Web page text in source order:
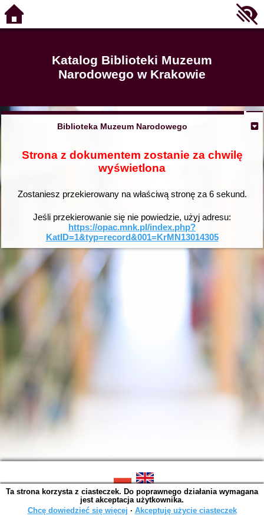
Katalog Biblioteki Muzeum
Narodowego w Krakowie
Biblioteka Muzeum Narodowego
Strona z dokumentem zostanie za chwilę
wyświetlona
Zostaniesz przekierowany na właściwą stronę za 6sekund.
Jeśli przekierowanie się nie powiedzie, użyj adresu:
https://opac.mnk.pl/index.php?
KatID=1&typ=record&001=KrMN13014305
SOWA OPAC v. 6.11.10 (2026-07-24)
Wygenerowano w 0,0015 s.
Ta strona korzysta z ciasteczek. Do poprawnego działania wymagana
jest akceptacja użytkownika.
Chcę dowiedzieć się więcej ∙ Akceptuję użycie ciasteczek